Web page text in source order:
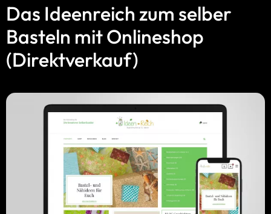
Das Ideenreich zum selber
Basteln mit Onlineshop
(Direktverkauf)